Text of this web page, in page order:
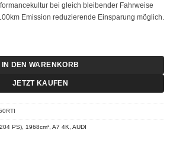
bei gleich bleibender Fahrweise
Emission reduzierende Einsparung möglich.
TDI 150 KW (204 PS) RT-I Menge
IN DEN WARENKORB
JETZT KAUFEN
PS), 1968cm³ A7 4K AUDI